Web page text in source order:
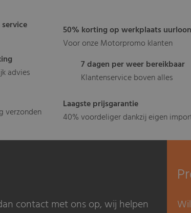
advies
verzonden
50% korting op werkplaats uurloon
Voor onze Motorpromo klanten
7 dagen per weer bereikbaar
Klantenservice boven alles
Laagste prijsgarantie
40% voordeliger dankzij eigen
contact met ons op, wij helpen